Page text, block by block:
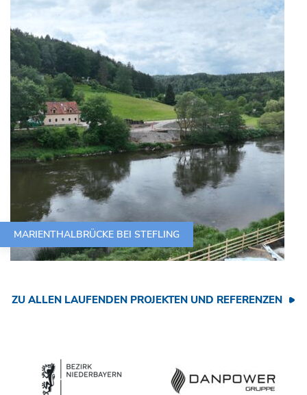
MARIENTHALBRÜCKE BEI STEFLING
ZU ALLEN LAUFENDEN PROJEKTEN UND REFERENZEN